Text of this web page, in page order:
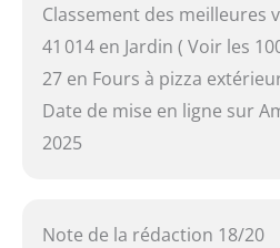
Classement des meilleures
41 014 en Jardin ( Voir les
27 en Fours à pizza
Date de mise en ligne sur
2025
Note de la rédaction 18/20